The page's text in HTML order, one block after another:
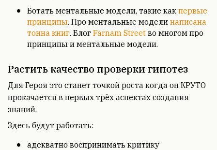
Ботать ментальные модели, такие как первые
принципы. Про ментальные модели написана
тонна книг. Блог Farnam Street во многом про
принципы и ментальные модели.
Растить качество проверки гипотез
Для Героя это станет точкой роста когда он КРУТО
прокачается в первых трёх аспектах создания
знаний.
Здесь будут работать:
адекватно воспринимать критику